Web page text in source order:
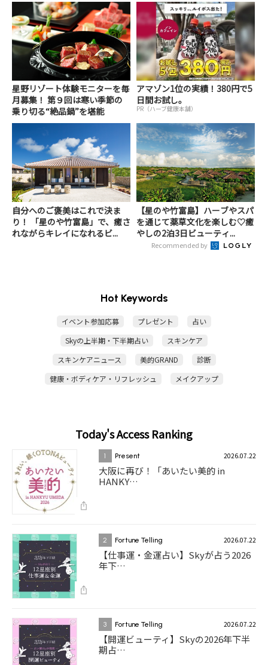
星野リゾート体験モニターを毎
月募集！ 第９回は寒い季節の
乗り切る“絶品鍋”を堪能
アマゾン1位の実績！380円で5
日間お試し。
PR（ハーブ健康本舗）
自分へのご褒美はこれで決ま
り！ 「星のや竹富島」で、癒さ
れながらキレイになれるビ...
【星のや竹富島】ハーブやスパ
を通じて薬草文化を楽しむ♡癒
やしの2泊3日ビューティ...
Recommended by
Hot Keywords
イベント参加応募 プレゼント
占い
Skyの上半期・下半期占い
スキンケア
スキンケアニュース
美的GRAND
診断
健康・ボディケア・リフレッシュ
メイクアップ
Today's Access Ranking
1 Present 2026.07.22
大阪に再び！「あいたい美的 in
HANKY…
2 Fortune Telling 2026.07.22
【仕事運・金運占い】Skyが占う2026
年下…
3 Fortune Telling 2026.07.22
【開運ビューティ】Skyの2026年下半
期占…